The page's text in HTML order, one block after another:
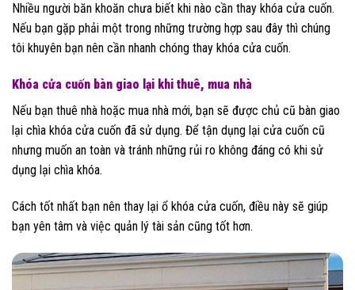
Nhiều người băn khoăn chưa biết khi nào cần thay khóa cửa cuốn.
Nếu bạn gặp phải một trong những trường hợp sau đây thì chúng
tôi khuyên bạn nên cần nhanh chóng thay khóa cửa cuốn.
Khóa cửa cuốn bàn giao lại khi thuê, mua nhà
Nếu bạn thuê nhà hoặc mua nhà mới, bạn sẽ được chủ cũ bàn giao
lại chìa khóa cửa cuốn đã sử dụng. Để tận dụng lại cửa cuốn cũ
nhưng muốn an toàn và tránh những rủi ro không đáng có khi sử
dụng lại chìa khóa.
Cách tốt nhất bạn nên thay lại ổ khóa cửa cuốn, điều này sẽ giúp
bạn yên tâm và việc quản lý tài sản cũng tốt hơn.